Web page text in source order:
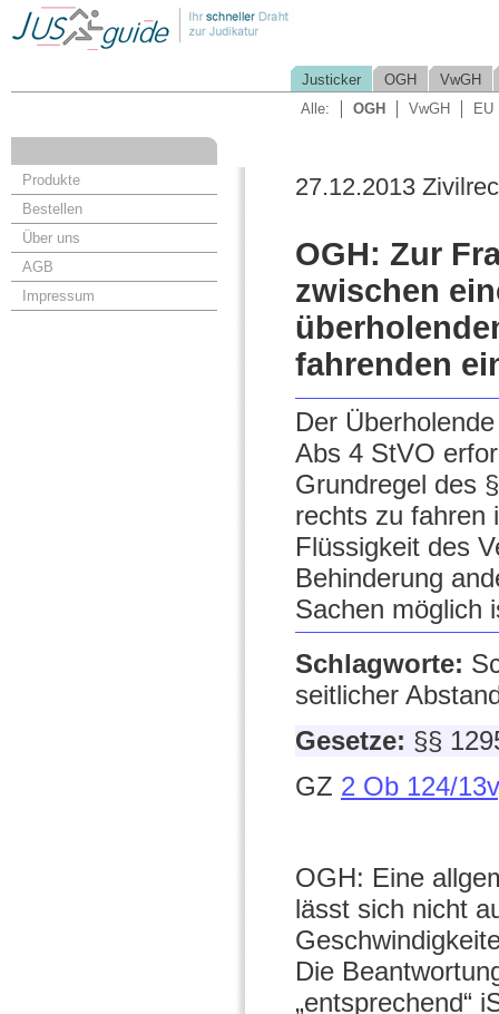
Justicker OGH
VwGH
Alle:
OGH VwGH EU
Produkte
Bestellen
Über uns
AGB
Impressum
27.12.2013
OGH: Zur
zwischen
fahrenden
Der
Abs 4 StVO
Grundregel des
rechts zu fahren
Flüssigkeit des
Behinderung
Sachen möglich
Schlagworte:
seitlicher
Gesetze: §§
GZ 2 Ob 124/13v
OGH: Eine
lässt sich nicht
Die
„entsprechend“